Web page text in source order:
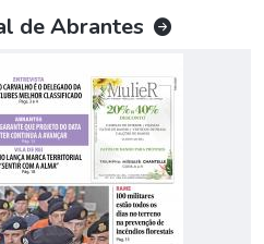
de Abrantes